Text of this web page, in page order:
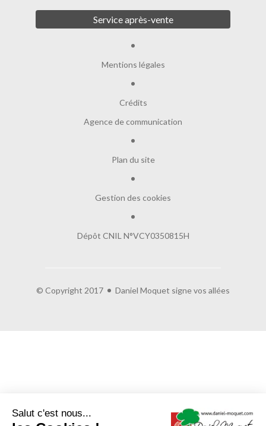
Service après-vente
Mentions légales
Crédits
Agence de communication
Plan du site
Gestion des cookies
Dépôt CNIL N°VCY0350815H
© Copyright 2017 Daniel Moquet signe vos allées
Salut c'est nous...